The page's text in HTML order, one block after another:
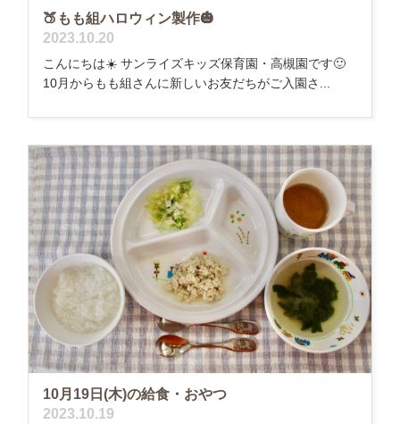
🍑もも組ハロウィン製作🎃
2023.10.20
こんにちは☀️ サンライズキッズ保育園・高槻園です🙂
10月からもも組さんに新しいお友だちがご入園さ...
10月19日(木)の給食・おやつ
2023.10.19